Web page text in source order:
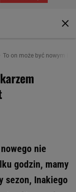
To on może być nowym
nie
godzin, mamy
sezon, Inakiego